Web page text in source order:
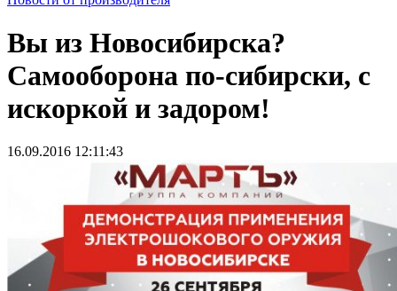
Вы из Новосибирска?
Самооборона по-сибирски, с
искоркой и задором!
16.09.2016 12:11:43